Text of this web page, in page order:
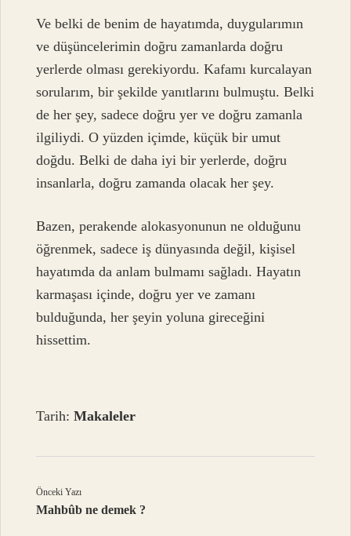
Ve belki de benim de hayatımda, duygularımın
ve düşüncelerimin doğru zamanlarda doğru
yerlerde olması gerekiyordu. Kafamı kurcalayan
sorularım, bir şekilde yanıtlarını bulmuştu. Belki
de her şey, sadece doğru yer ve doğru zamanla
ilgiliydi. O yüzden içimde, küçük bir umut
doğdu. Belki de daha iyi bir yerlerde, doğru
insanlarla, doğru zamanda olacak her şey.
Bazen, perakende alokasyonunun ne olduğunu
öğrenmek, sadece iş dünyasında değil, kişisel
hayatımda da anlam bulmamı sağladı. Hayatın
karmaşası içinde, doğru yer ve zamanı
bulduğunda, her şeyin yoluna gireceğini
hissettim.
Tarih:Makaleler
Önceki Yazı
Mahbûb ne demek ?